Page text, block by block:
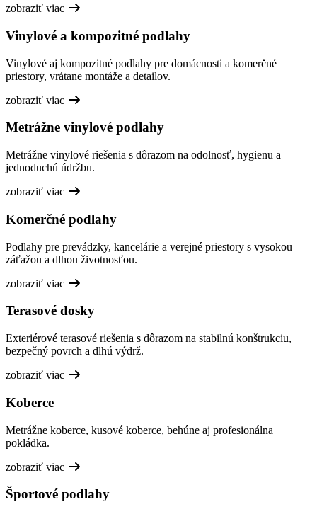
zobraziť viac
Vinylové a kompozitné podlahy
Vinylové aj kompozitné podlahy pre domácnosti a komerčné
priestory, vrátane montáže a detailov.
zobraziť viac
Metrážne vinylové podlahy
Metrážne vinylové riešenia s dôrazom na odolnosť, hygienu a
jednoduchú údržbu.
zobraziť viac
Komerčné podlahy
Podlahy pre prevádzky, kancelárie a verejné priestory s vysokou
záťažou a dlhou životnosťou.
zobraziť viac
Terasové dosky
Exteriérové terasové riešenia s dôrazom na stabilnú konštrukciu,
bezpečný povrch a dlhú výdrž.
zobraziť viac
Koberce
Metrážne koberce, kusové koberce, behúne aj profesionálna
pokládka.
zobraziť viac
Športové podlahy